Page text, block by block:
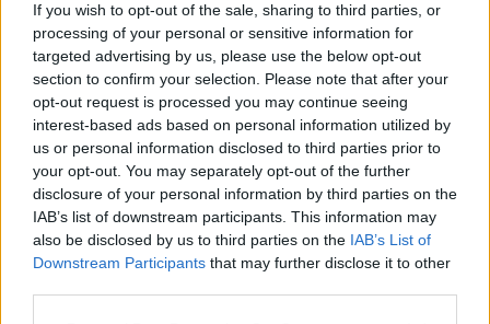
If you wish to opt-out of the sale, sharing to third parties, or
processing of your personal or sensitive information for
targeted advertising by us, please use the below opt-out
section to confirm your selection. Please note that after your
opt-out request is processed you may continue seeing
interest-based ads based on personal information utilized by
us or personal information disclosed to third parties prior to
your opt-out. You may separately opt-out of the further
disclosure of your personal information by third parties on the
IAB’s list of downstream participants. This information may
also be disclosed by us to third parties on the IAB’s List of
Downstream Participants that may further disclose it to other
Σταθμός: «Κόκκινος»
Αφού περάσουν από όλους τους σταθμούς, οι Ενωμοτίες
καλούνται να φτιάξουν καταπέλτες με κοντάρια και συνδέσεις, να
χτυπήσουν όσο πιο γρήγορα γίνεται τα γουρούνια και να πάρουν
πίσω τα αυγά των πουλερικών.
Αξιολογήσεις (0)
Βαθμολογήθηκε με 0από 5
0 reviews
από 5